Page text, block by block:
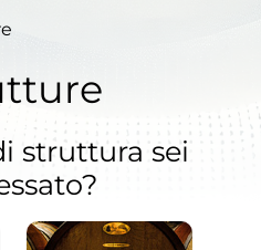
struttura sei